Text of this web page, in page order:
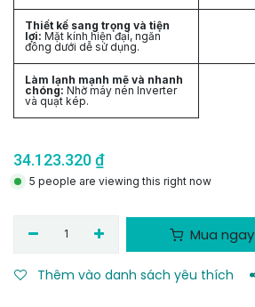
Thiết kế sang trọng và tiện
lợi: Mặt kính hiện đại, ngăn
đông dưới dễ sử dụng.
Làm lạnh mạnh mẽ và nhanh
chóng: Nhờ máy nén Inverter
và quạt kép.
34.123.320₫
5 people are viewing this right now
Mua ngay
Thêm vào danh sách yêu thích